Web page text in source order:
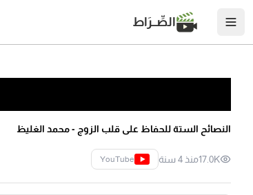
الصِّــرَاط
النصائح الستة للحفاظ على قلب الزوج - محمد الغليظ
17.0Kمنذ 4 سنة YouTube